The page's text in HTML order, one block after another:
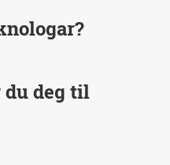
du deg til